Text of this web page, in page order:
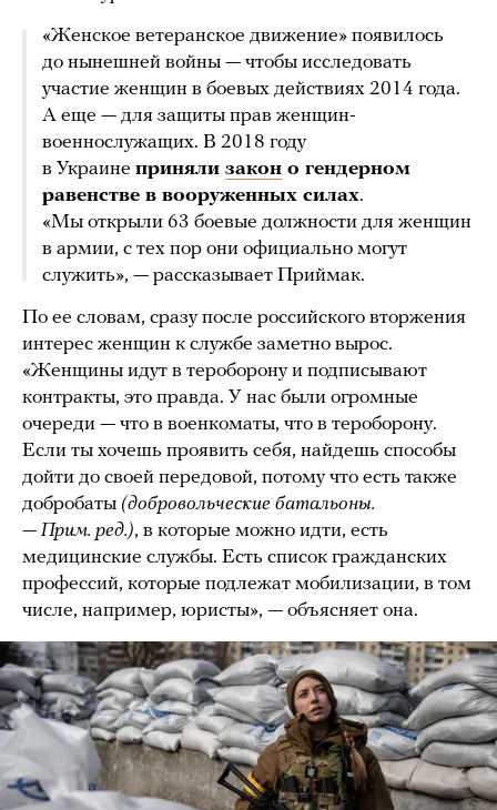
«Женское ветеранское движение» появилось
до нынешней войны — чтобы исследовать
участие женщин в боевых действиях 2014 года.
А еще — для защиты прав женщин-
военнослужащих. В 2018 году
в Украине приняли закон о гендерном
равенстве в вооруженных силах.
«Мы открыли 63 боевые должности для женщин
в армии, с тех пор они официально могут
служить», — рассказывает Приймак.
По ее словам, сразу после российского вторжения
интерес женщин к службе заметно вырос.
«Женщины идут в тероборону и подписывают
контракты, это правда. У нас были огромные
очереди — что в военкоматы, что в тероборону.
Если ты хочешь проявить себя, найдешь способы
дойти до своей передовой, потому что есть также
добробаты (добровольческие батальоны.
— Прим. ред.), в которые можно идти, есть
медицинские службы. Есть список гражданских
профессий, которые подлежат мобилизации, в том
числе, например, юристы», — объясняет она.